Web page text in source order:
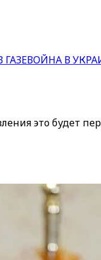
ВОЙНА В
это будет